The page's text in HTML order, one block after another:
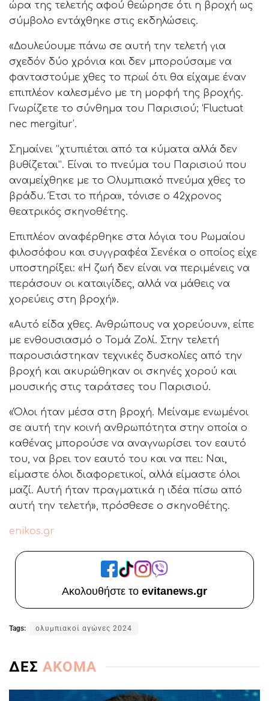
ώρα της τελετής αφού θεώρησε ότι η βροχή ως
σύμβολο εντάχθηκε στις εκδηλώσεις.
«Δουλεύουμε πάνω σε αυτή την τελετή για
σχεδόν δύο χρόνια και δεν μπορούσαμε να
φανταστούμε χθες το πρωί ότι θα είχαμε έναν
επιπλέον καλεσμένο με τη μορφή της βροχής.
Γνωρίζετε το σύνθημα του Παρισιού; ‘Fluctuat
nec mergitur’.
Σημαίνει “χτυπιέται από τα κύματα αλλά δεν
βυθίζεται”. Είναι το πνεύμα του Παρισιού που
αναμείχθηκε με το Ολυμπιακό πνεύμα χθες το
βράδυ. Έτσι το πήρα», τόνισε ο 42χρονος
θεατρικός σκηνοθέτης.
Επιπλέον αναφέρθηκε στα λόγια του Ρωμαίου
φιλοσόφου και συγγραφέα Σενέκα ο οποίος είχε
υποστηρίξει: «Η ζωή δεν είναι να περιμένεις να
περάσουν οι καταιγίδες, αλλά να μάθεις να
χορεύεις στη βροχή».
«Αυτό είδα χθες. Ανθρώπους να χορεύουν», είπε
με ενθουσιασμό ο Τομά Ζολί. Στην τελετή
παρουσιάστηκαν τεχνικές δυσκολίες από την
βροχή και ακυρώθηκαν οι σκηνές χορού και
μουσικής στις ταράτσες του Παρισιού.
«Όλοι ήταν μέσα στη βροχή. Μείναμε ενωμένοι
σε αυτή την κοινή ανθρωπότητα στην οποία ο
καθένας μπορούσε να αναγνωρίσει τον εαυτό
του, να βρει τον εαυτό του και να πει: Ναι,
είμαστε όλοι διαφορετικοί, αλλά είμαστε όλοι
μαζί. Αυτή ήταν πραγματικά η ιδέα πίσω από
αυτή την τελετή», πρόσθεσε ο σκηνοθέτης.
enikos.gr
Ακολουθήστε το evitanews.gr
Tags: ολυμπιακοί αγώνες 2024
ΔΕΣ ΑΚΟΜΑ